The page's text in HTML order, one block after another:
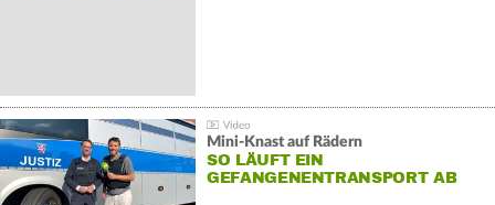
Mini-Knast auf Rädern
SO LÄUFT EIN
GEFANGENENTRANSPORT AB